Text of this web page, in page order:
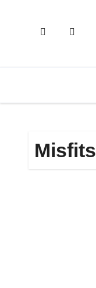
Misfits